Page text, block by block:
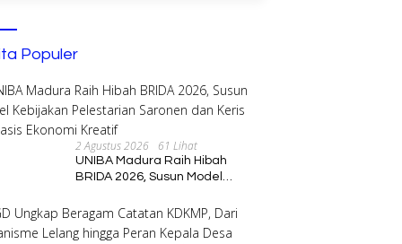
Populer
2 Agustus 2026 61 Lihat
UNIBA Madura Raih Hibah
BRIDA 2026, Susun Model
dan Keris Berbasis Ekonomi
Kreatif